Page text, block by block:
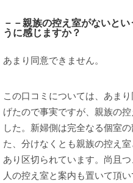
－－親族の控え室がないと
うに感じますか？
あまり同意できません。
この口コミについては、あま
げたので事実ですが、親族の
した。新婦側は完全なる個室
た、分けなくとも親族の控え
あり区切られています。尚且
人の控え室と案内も置いて頂